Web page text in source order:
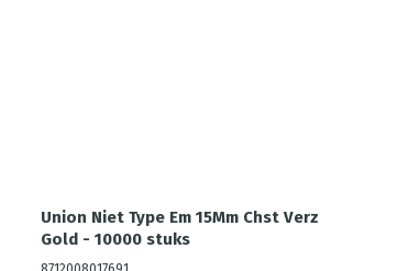
Union Niet Type Em 15Mm Chst Verz
Gold - 10000 stuks